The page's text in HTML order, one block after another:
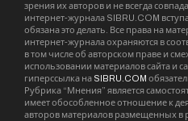
зрения их авторов и не всегда
интернет-журнала SIBRU.COM
обязана это делать. Все права на
интернет-журнала охраняются в
в том числе об авторском праве и
использовании материалов сайта и
гиперссылка на SIBRU.COM
Рубрика “Мнения” является
имеет обособленное отношение к
авторов материалов размещенных в